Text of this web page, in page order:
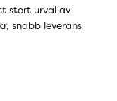
stort urval av
snabb leverans